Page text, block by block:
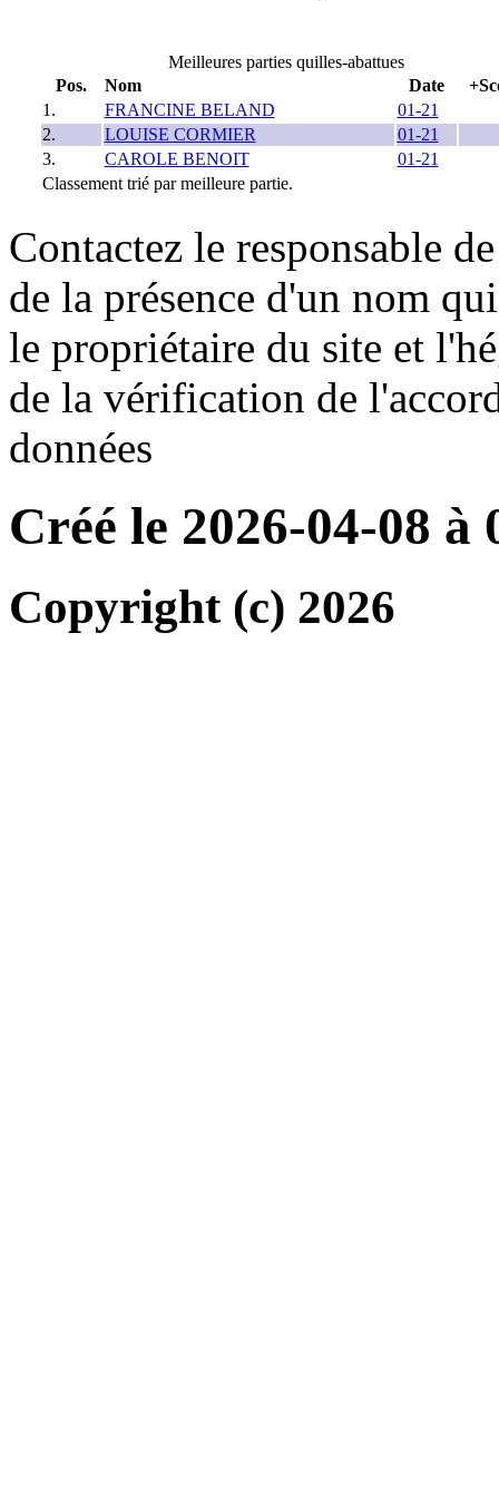
Meilleures parties quilles-abattues
Pos.
Nom Date
1.
FRANCINE BELAND
01-21
2.
LOUISE CORMIER
01-21
3.
CAROLE BENOIT
01-21
Classement trié par meilleure partie.
Contactez le responsable
de la présence d'un nom
le propriétaire du site et
de la vérification de
données
Créé le 2026-04-08
Copyright (c) 2026